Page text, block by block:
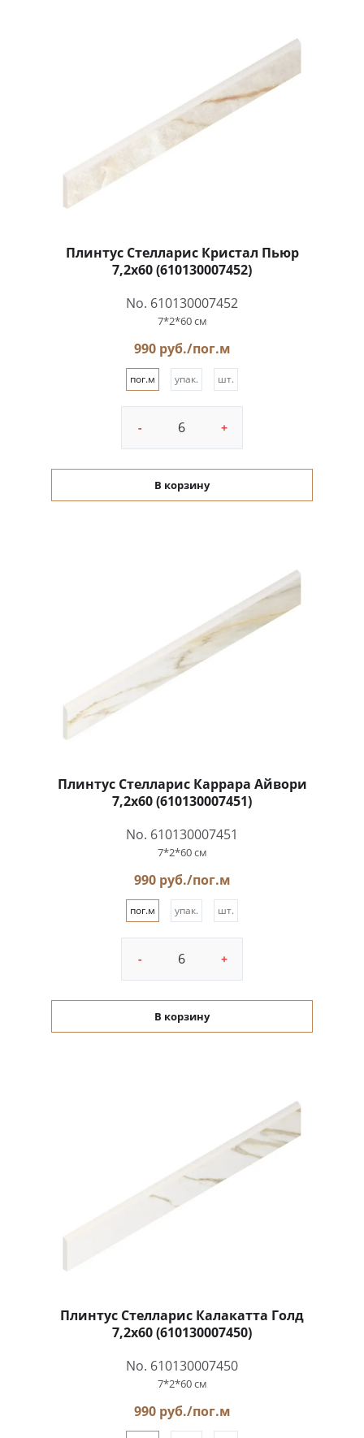
Плинтус Стелларис Кристал Пьюр
7,2x60 (610130007452)
No. 610130007452
7*2*60 см
990 руб./пог.м
пог.м упак. шт.
- +
В корзину
Плинтус Стелларис Каррара Айвори
7,2x60 (610130007451)
No. 610130007451
7*2*60 см
990 руб./пог.м
пог.м упак. шт.
- +
В корзину
Плинтус Стелларис Калакатта Голд
7,2x60 (610130007450)
No. 610130007450
7*2*60 см
990 руб./пог.м